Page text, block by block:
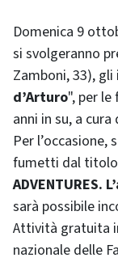
Domenica 9
si svolgeranno
Zamboni, 33),
d’Arturo", per
anni in su, a
Per l’occasione,
fumetti dal
ADVENTURES.
sarà possibile
Attività gratuita
nazionale delle